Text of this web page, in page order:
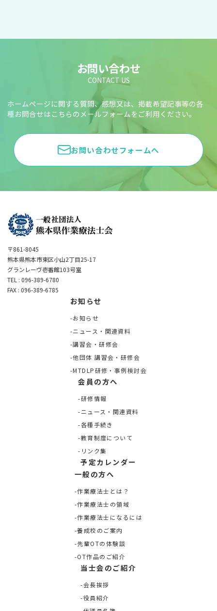
お問い合わせ
CONTACT US
ホームページに関する質問、感想又は、掲載希望記事等の各
種お問合せはこちらのメールフォームをご利用ください。
お問い合わせフォームへ
〒861-8045
熊本県熊本市東区小山2丁目25-17
グランレーヴ壱番館103号室
TEL : 096-389-6780
FAX : 096-389-6785
お知らせ
お知らせ
ニュース・関連資料
講習会・研修会
他団体 講習会・研修会
MTDLP研修・事例検討会
会員の方へ
研修情報
ニュース・関連資料
各種手続き
教育制度について
リンク集
予定カレンダー
一般の方へ
作業療法士とは？
作業療法士の領域
作業療法士になるには
養成校のご案内
先輩OTの体験談
OT作品のご紹介
当士会のご紹介
会長挨拶
役員紹介